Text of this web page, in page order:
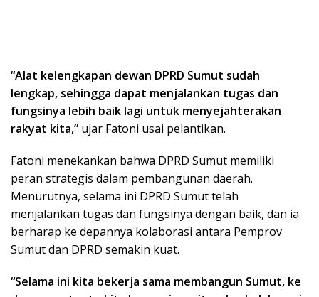
“Alat kelengkapan dewan DPRD Sumut sudah
lengkap, sehingga dapat menjalankan tugas dan
fungsinya lebih baik lagi untuk menyejahterakan
rakyat kita,” ujar Fatoni usai pelantikan.
Fatoni menekankan bahwa DPRD Sumut memiliki
peran strategis dalam pembangunan daerah.
Menurutnya, selama ini DPRD Sumut telah
menjalankan tugas dan fungsinya dengan baik, dan ia
berharap ke depannya kolaborasi antara Pemprov
Sumut dan DPRD semakin kuat.
“Selama ini kita bekerja sama membangun Sumut, ke